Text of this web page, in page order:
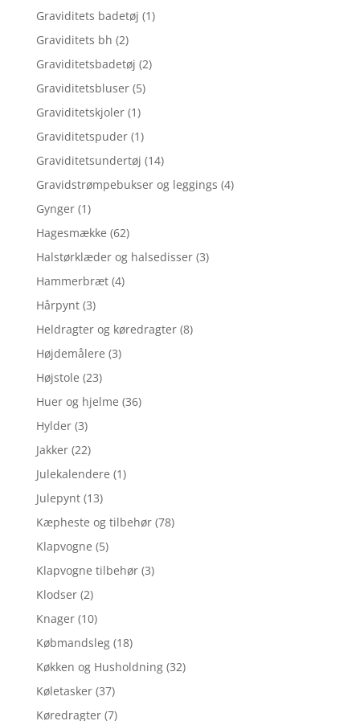
Graviditets badetøj (1)
Graviditets bh (2)
Graviditetsbadetøj (2)
Graviditetsbluser (5)
Graviditetskjoler (1)
Graviditetspuder (1)
Graviditetsundertøj (14)
Gravidstrømpebukser og leggings (4)
Gynger (1)
Hagesmække (62)
Halstørklæder og halsedisser (3)
Hammerbræt (4)
Hårpynt (3)
Heldragter og køredragter (8)
Højdemålere (3)
Højstole (23)
Huer og hjelme (36)
Hylder (3)
Jakker (22)
Julekalendere (1)
Julepynt (13)
Kæpheste og tilbehør (78)
Klapvogne (5)
Klapvogne tilbehør (3)
Klodser (2)
Knager (10)
Købmandsleg (18)
Køkken og Husholdning (32)
Køletasker (37)
Køredragter (7)